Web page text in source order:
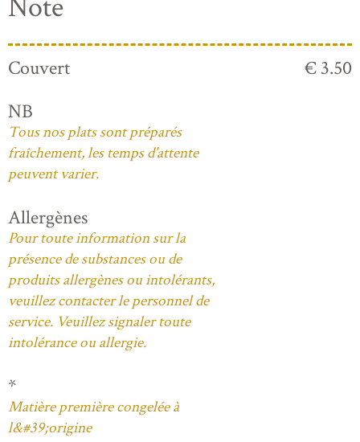
Note
Couvert
€ 3.50
NB
Tous nos plats sont préparés
fraîchement, les temps d'attente
peuvent varier.
Allergènes
Pour toute information sur la
présence de substances ou de
produits allergènes ou intolérants,
veuillez contacter le personnel de
service. Veuillez signaler toute
intolérance ou allergie.
*
Matière première congelée à
l&#39;origine